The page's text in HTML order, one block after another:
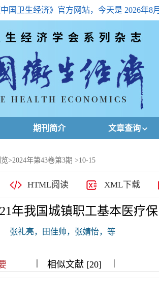
国卫生经济》官方网站，今天是 2026年8
期刊简介 文章查询
高级查询
下载排名
浏览排名
>2024年第43卷第3期 >10-15
HTML阅读 XML下载
年我国城镇职工基本医疗
张礼亮，田佳帅，张婧怡，等
|||| 相似文献 [20] |||